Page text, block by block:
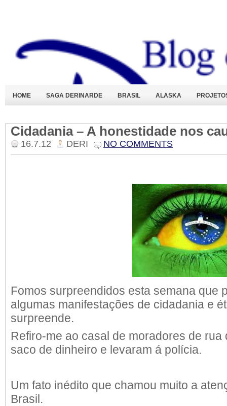
HOME SAGA DERINARDE BRASIL ALASKA
Cidadania – A honestidade nos
16.7.12 DERI NO COMMENTS
Fomos surpreendidos esta semana que
algumas manifestações de cidadania e
surpreende.
Refiro-me ao casal de moradores de rua
saco de dinheiro e levaram á polícia.
Um fato inédito que chamou muito a
Brasil.